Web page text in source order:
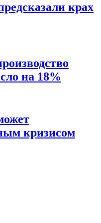
крах
на 18%
кризисом